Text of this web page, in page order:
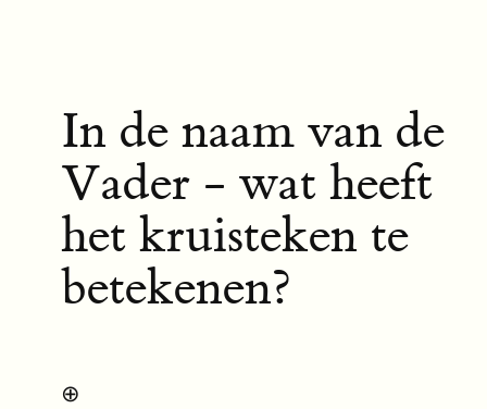
In de naam van de
Vader - wat heeft
het kruisteken te
betekenen?
⊕